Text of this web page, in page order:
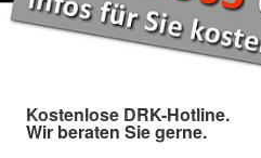
Kostenlose DRK-Hotline.
Wir beraten Sie gerne.